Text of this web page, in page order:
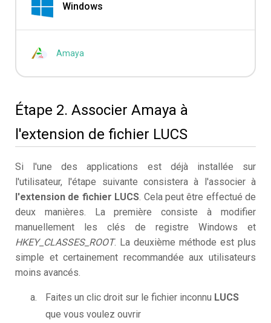
Windows
Amaya
Étape 2. Associer Amaya à
l'extension de fichier LUCS
Si l'une des applications est déjà installée sur
l'utilisateur, l'étape suivante consistera à l'associer à
l'extension de fichier LUCS. Cela peut être effectué de
deux manières. La première consiste à modifier
manuellement les clés de registre Windows et
HKEY_CLASSES_ROOT. La deuxième méthode est plus
simple et certainement recommandée aux utilisateurs
moins avancés.
Faites un clic droit sur le fichier inconnu LUCS
que vous voulez ouvrir